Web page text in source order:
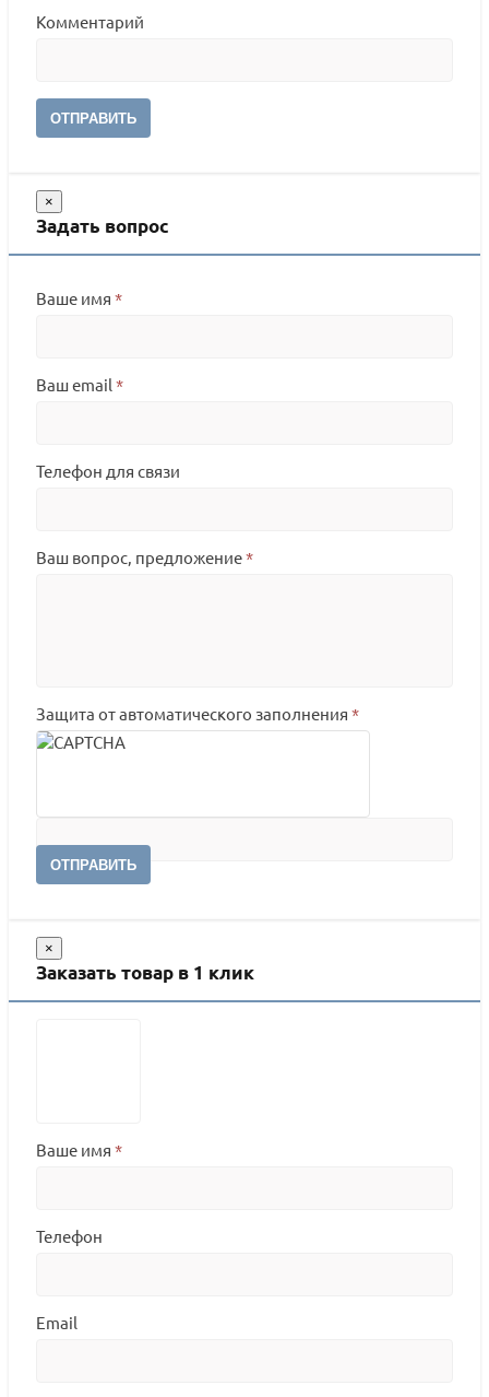
Комментарий
ОТПРАВИТЬ
×
Задать вопрос
Ваше имя *
Ваш email *
Телефон для связи
Ваш вопрос, предложение*
Защита от автоматического заполнения *
ОТПРАВИТЬ
×
Заказать товар в 1 клик
Ваше имя *
Телефон
Email